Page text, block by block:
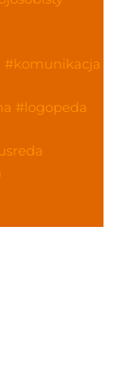
#komunikacja
#logopeda